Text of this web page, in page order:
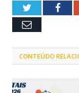
Twitter
Email
CONTEÚDO